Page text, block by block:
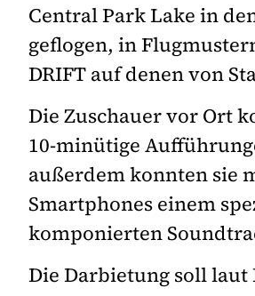
Central Park Lake in
geflogen, in
DRIFT auf denen von
Die Zuschauer vor Ort
10-minütige
außerdem konnten sie
Smartphones einem
komponierten
Die Darbietung soll laut